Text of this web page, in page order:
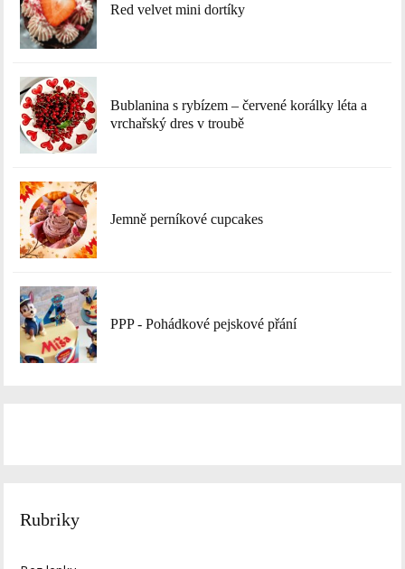
Red velvet mini dortíky
Bublanina s rybízem – červené korálky léta a
vrchařský dres v troubě
Jemně perníkové cupcakes
PPP - Pohádkové pejskové přání
Rubriky